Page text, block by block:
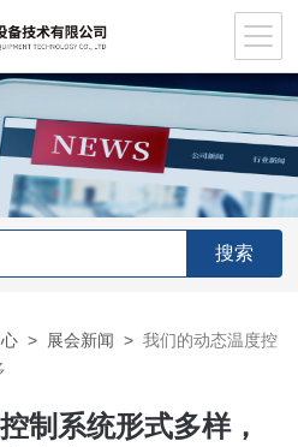
> 展会新闻 >我们的动态温度控
制系统形式多样，